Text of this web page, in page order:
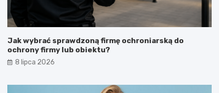
Jak wybrać sprawdzoną firmę ochroniarską do
ochrony firmy lub obiektu?
8 lipca 2026